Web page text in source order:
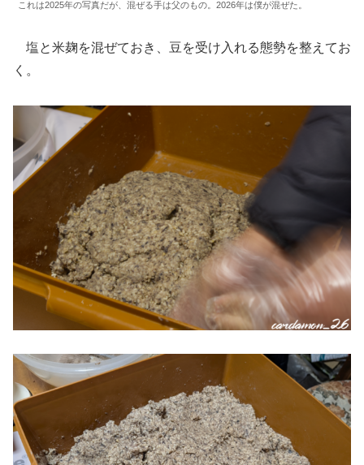
これは2025年の写真だが、混ぜる手は父のもの。2026年は僕が混ぜた。
塩と米麹を混ぜておき、豆を受け入れる態勢を整えてお
く。